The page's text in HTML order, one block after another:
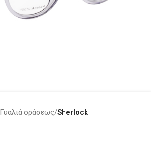
Γυαλιά οράσεως Sherlock